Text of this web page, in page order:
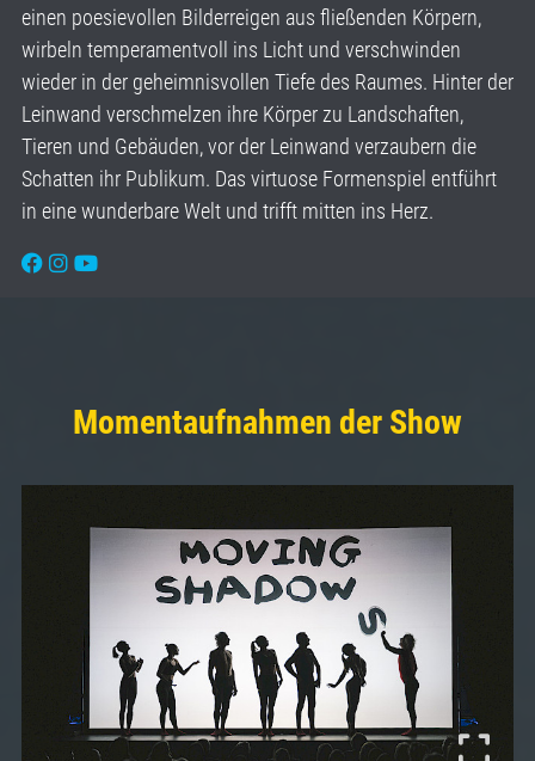
einen poesievollen Bilderreigen aus fließenden Körpern,
wirbeln temperamentvoll ins Licht und verschwinden
wieder in der geheimnisvollen Tiefe des Raumes. Hinter der
Leinwand verschmelzen ihre Körper zu Landschaften,
Tieren und Gebäuden, vor der Leinwand verzaubern die
Schatten ihr Publikum. Das virtuose Formenspiel entführt
in eine wunderbare Welt und trifft mitten ins Herz.
Momentaufnahmen der Show